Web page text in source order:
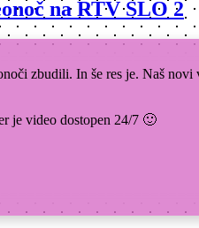
na RTV SLO 2
zbudili. In še res je. Naš
je video dostopen 24/7 🙂